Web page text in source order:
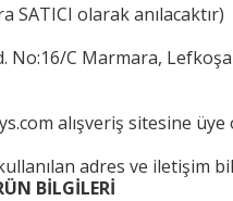
SATICI olarak anılacaktır)
No:16/C Marmara,
alışveriş sitesine üye
adres ve iletişim
BİLGİLERİ